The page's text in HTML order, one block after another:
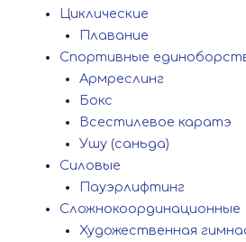
Циклические
Плавание
Спортивные
Армреслинг
Бокс
Всестилевое каратэ
Ушу (саньда)
Силовые
Пауэрлифтинг
Сложнокоординационные
Художественная